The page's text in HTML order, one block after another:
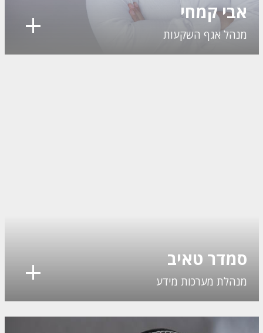
אבי קמחי
מנהל אגף השקעות
סמדר טאיב
מנהלת מערכות מידע